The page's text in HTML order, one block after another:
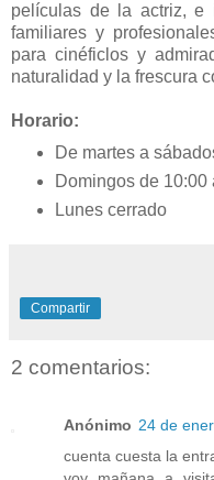
películas de la actriz, e
familiares y
para cinéficlos y
naturalidad y la frescura
Horario:
De martes a
Domingos de 10:00
Lunes cerrado
Compartir
2 comentarios:
Anónimo 24 de
cuenta cuesta la